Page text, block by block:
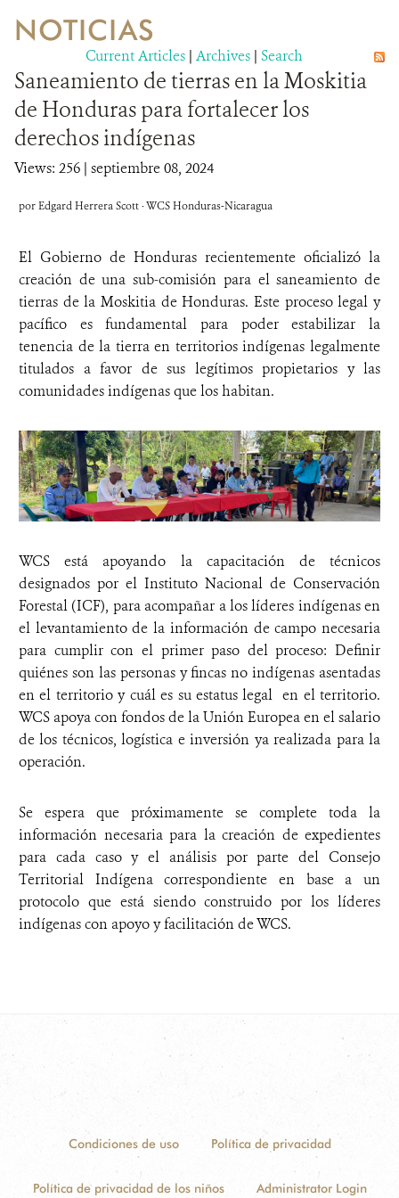
EVENTOS Y MULTIMEDIA
PUBLICACIONES
SOCIOS
CONTACTO
DONA
NOTICIAS
Current Articles | Archives | Search
Saneamiento de tierras en la Moskitia
de Honduras para fortalecer los
derechos indígenas
Views: 256 | septiembre 08, 2024
por Edgard Herrera Scott · WCS Honduras-Nicaragua
El Gobierno de Honduras recientemente oficializó la
creación de una sub-comisión para el saneamiento de
tierras de la Moskitia de Honduras. Este proceso legal y
pacífico es fundamental para poder estabilizar la
tenencia de la tierra en territorios indígenas legalmente
titulados a favor de sus legítimos propietarios y las
comunidades indígenas que los habitan.
WCS está apoyando la capacitación de técnicos
designados por el Instituto Nacional de Conservación
Forestal (ICF), para acompañar a los líderes indígenas en
el levantamiento de la información de campo necesaria
para cumplir con el primer paso del proceso: Definir
quiénes son las personas y fincas no indígenas asentadas
en el territorio y cuál es su estatus legal en el territorio.
WCS apoya con fondos de la Unión Europea en el salario
de los técnicos, logística e inversión ya realizada para la
operación.
Se espera que próximamente se complete toda la
información necesaria para la creación de expedientes
para cada caso y el análisis por parte del Consejo
Territorial Indígena correspondiente en base a un
protocolo que está siendo construido por los líderes
indígenas con apoyo y facilitación de WCS.
Condiciones de uso Política de privacidad
Política de privacidad de los niños Administrator Login